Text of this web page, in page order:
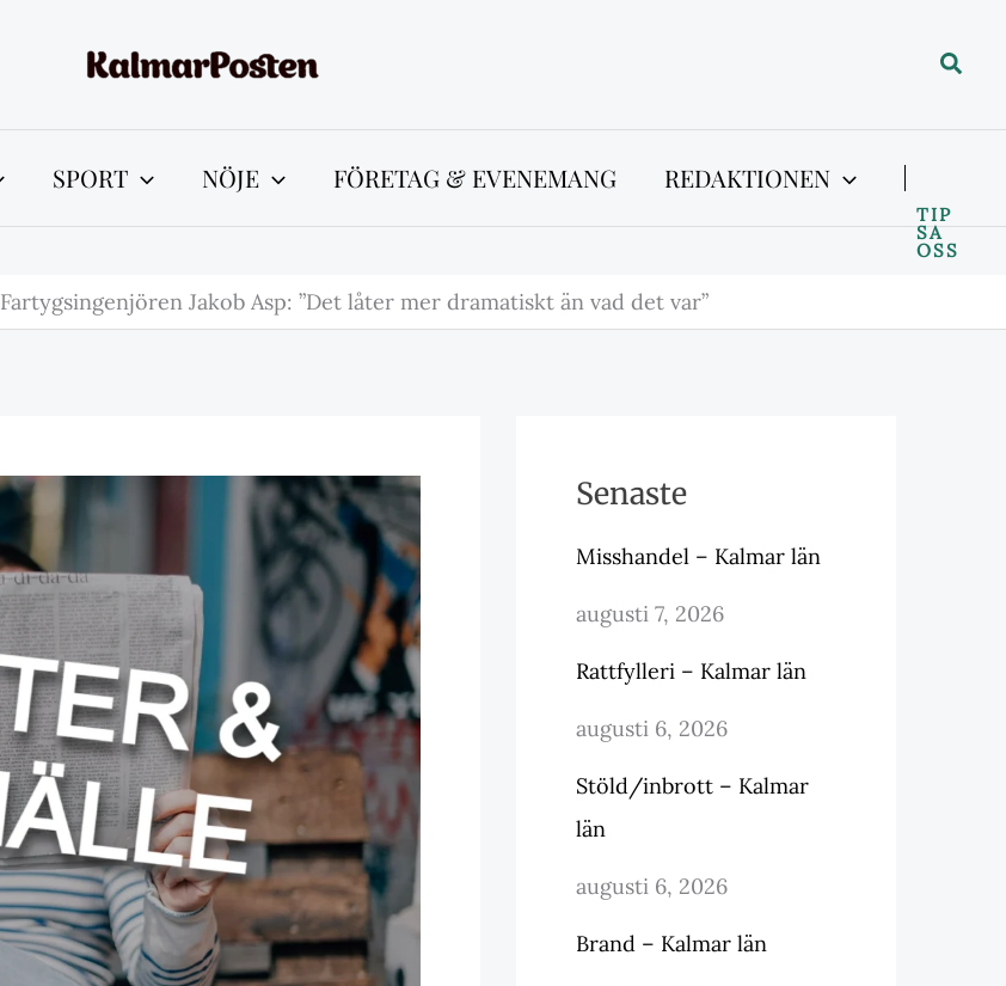
Sök
SPORT NÖJE FÖRETAG & EVENEMANG REDAKTIONEN
TIP
SA
OSS
Fartygsingenjören Jakob Asp: ”Det låter mer dramatiskt än vad det var”
Senaste
Misshandel – Kalmar län
augusti 7, 2026
Rattfylleri – Kalmar län
augusti 6, 2026
Stöld/inbrott – Kalmar
län
augusti 6, 2026
Brand – Kalmar län